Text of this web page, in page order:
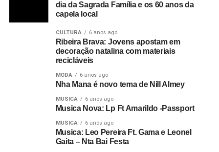
dia da Sagrada Família e os 60 anos da
capela local
CULTURA 6 anos ago
Ribeira Brava: Jovens apostam em
decoração natalina com materiais
recicláveis
MODA 6 anos ago
Nha Mana é novo tema de Nill Almey
MUSICA 6 anos ago
Musica Nova: Lp Ft Amarildo -Passport
MUSICA 6 anos ago
Musica: Leo Pereira Ft. Gama e Leonel
Gaita – Nta Bai Festa